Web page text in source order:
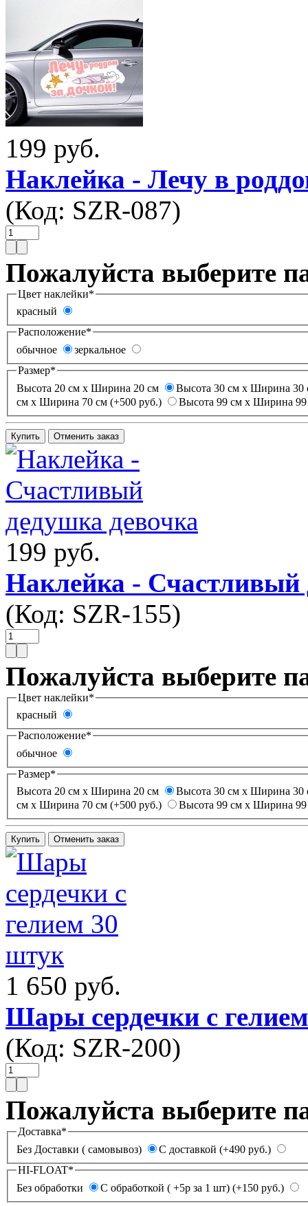
199 руб.
Наклейка - Лечу в
(Код: SZR-087)
Пожалуйста выберите
Цвет наклейки*
красный
Расположение*
обычное
зеркальное
Размер*
Высота 20 см х Ширина 20 см
Высота 30 см х Ширина 30
см х Ширина 70 см (+500 руб.)
Высота 99 см х Ширина
199 руб.
Наклейка - Счастливый
(Код: SZR-155)
Пожалуйста выберите
Цвет наклейки*
красный
Расположение*
обычное
Размер*
Высота 20 см х Ширина 20 см
Высота 30 см х Ширина 30
см х Ширина 70 см (+500 руб.)
Высота 99 см х Ширина
1 650 руб.
Шары сердечки с
(Код: SZR-200)
Пожалуйста выберите
Доставка*
Без Доставки ( самовывоз)
С доставкой (+490 руб.)
HI-FLOAT*
Без обработки
С обработкой ( +5р за 1 шт) (+150 руб.)